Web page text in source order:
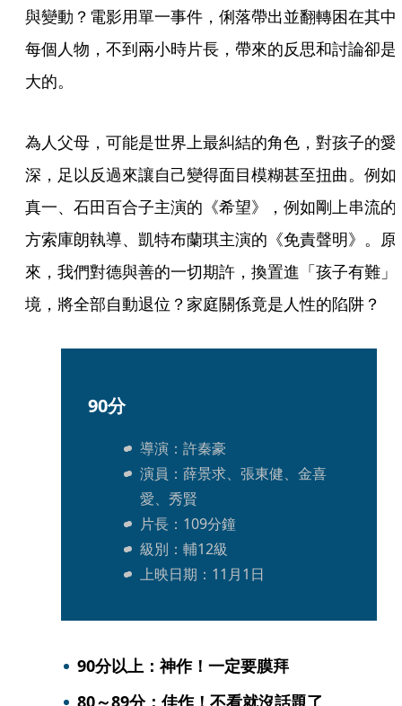
與變動？電影用單一事件，俐落帶出並翻轉困在其中
每個人物，不到兩小時片長，帶來的反思和討論卻是
大的。
為人父母，可能是世界上最糾結的角色，對孩子的愛
深，足以反過來讓自己變得面目模糊甚至扭曲。例如
真一、石田百合子主演的《希望》，例如剛上串流的
方索庫朗執導、凱特布蘭琪主演的《免責聲明》。原
來，我們對德與善的一切期許，換置進「孩子有難」
境，將全部自動退位？家庭關係竟是人性的陷阱？
90分
導演：許秦豪
演員：薛景求、張東健、金喜
愛、秀賢
片長：109分鐘
級別：輔12級
上映日期：11月1日
90分以上：神作！一定要膜拜
80～89分：佳作！不看就沒話題了